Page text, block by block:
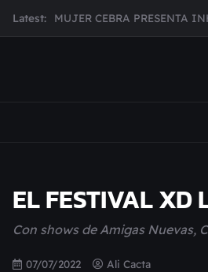
Latest:
MUJER CEBRA PRESENTA
JULIANA GATTAS
Broke Carrey se prepara
EL FESTIVAL XD
Con shows de Amigas Nuevas,
07/07/2022 Ali Cacta